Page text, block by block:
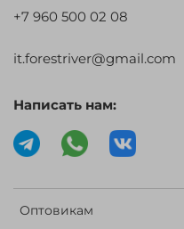
Оптовикам
+7 960 500 02 08
it.forestriver@gmail.com
Написать нам: